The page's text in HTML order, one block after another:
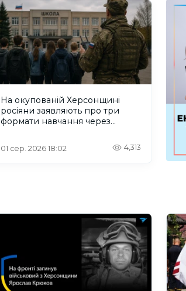
На окупованій Херсонщині
росіяни заявляють про три
формати навчання через
01 сер. 2026 18:02 4,313